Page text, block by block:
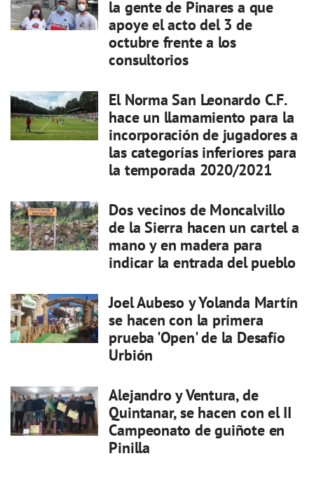
la gente de Pinares a que
apoye el acto del 3 de
octubre frente a los
consultorios
El Norma San Leonardo C.F.
hace un llamamiento para la
incorporación de jugadores a
las categorías inferiores para
la temporada 2020/2021
Dos vecinos de Moncalvillo
de la Sierra hacen un cartel a
mano y en madera para
indicar la entrada del pueblo
Joel Aubeso y Yolanda Martín
se hacen con la primera
prueba 'Open' de la Desafío
Urbión
Alejandro y Ventura, de
Quintanar, se hacen con el II
Campeonato de guiñote en
Pinilla